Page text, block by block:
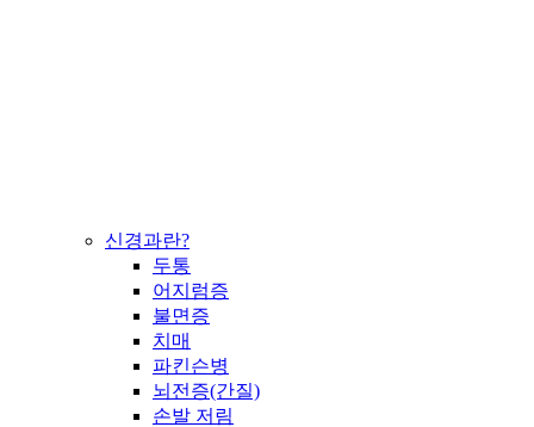
신경과란?
두통
어지럼증
불면증
치매
파킨슨병
뇌전증(간질)
손발 저림